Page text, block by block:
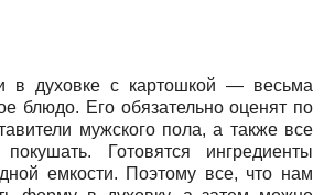
в духовке с картошкой — весьма
блюдо. Его обязательно оценят по
мужского пола, а также все
Готовятся ингредиенты
емкости. Поэтому все, что нам